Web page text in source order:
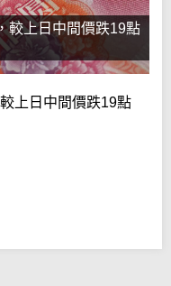
較上日中間價跌19點
上日中間價跌19點